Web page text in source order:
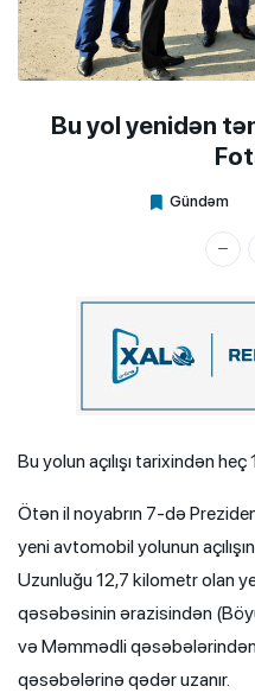
Bu yol yenidən
Gündəm
Bu yolun açılışı tarixindən
Ötən il noyabrın 7-də
yeni avtomobil yolunun
Uzunluğu 12,7 kilometr olan
qəsəbəsinin ərazisindən
və Məmmədli
qəsəbələrinə qədər uzanır.